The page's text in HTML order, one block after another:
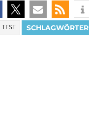
SCHLAGWÖRTER
TEST